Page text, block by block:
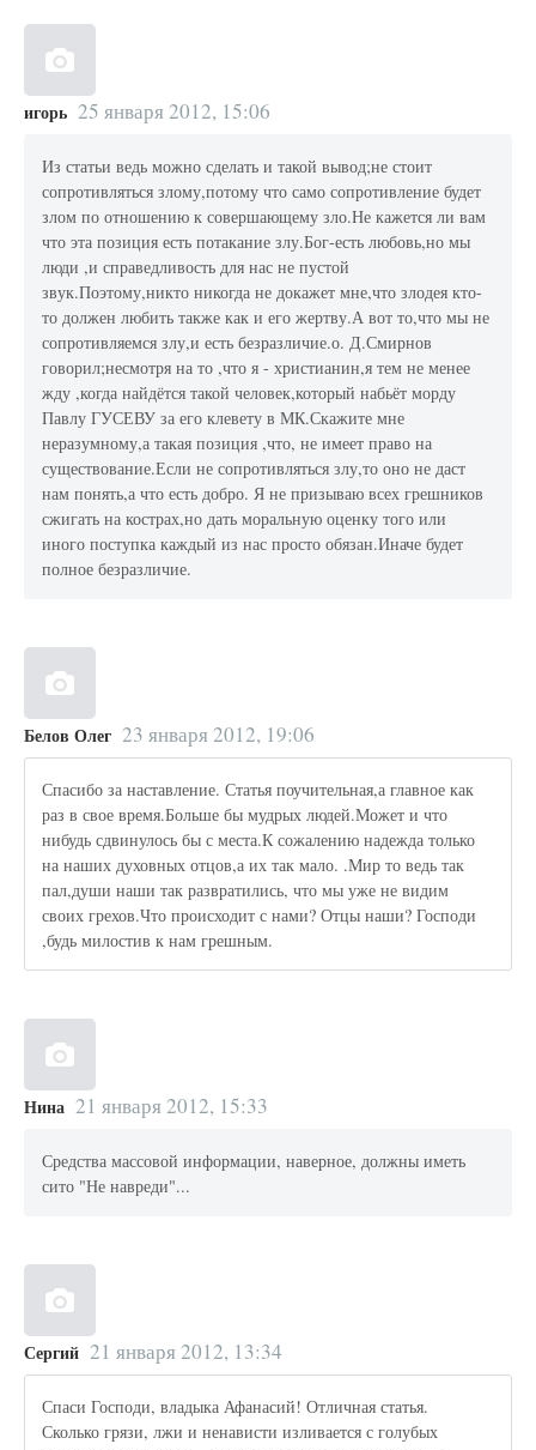
игорь 25 января 2012, 15:06
Из статьи ведь можно сделать и такой вывод;не стоит
сопротивляться злому,потому что само сопротивление будет
злом по отношению к совершающему зло.Не кажется ли вам
что эта позиция есть потакание злу.Бог-есть любовь,но мы
люди ,и справедливость для нас не пустой
звук.Поэтому,никто никогда не докажет мне,что злодея кто-
то должен любить также как и его жертву.А вот то,что мы не
сопротивляемся злу,и есть безразличие.о. Д.Смирнов
говорил;несмотря на то ,что я - христианин,я тем не менее
жду ,когда найдётся такой человек,который набьёт морду
Павлу ГУСЕВУ за его клевету в МК.Скажите мне
неразумному,а такая позиция ,что, не имеет право на
существование.Если не сопротивляться злу,то оно не даст
нам понять,а что есть добро. Я не призываю всех грешников
сжигать на кострах,но дать моральную оценку того или
иного поступка каждый из нас просто обязан.Иначе будет
полное безразличие.
Белов Олег 23 января 2012, 19:06
Спасибо за наставление. Статья поучительная,а главное как
раз в свое время.Больше бы мудрых людей.Может и что
нибудь сдвинулось бы с места.К сожалению надежда только
на наших духовных отцов,а их так мало. .Мир то ведь так
пал,души наши так развратились, что мы уже не видим
своих грехов.Что происходит с нами? Отцы наши? Господи
,будь милостив к нам грешным.
Нина 21 января 2012, 15:33
Средства массовой информации, наверное, должны иметь
сито "Не навреди"...
Сергий 21 января 2012, 13:34
Спаси Господи, владыка Афанасий! Отличная статья.
Сколько грязи, лжи и ненависти изливается с голубых